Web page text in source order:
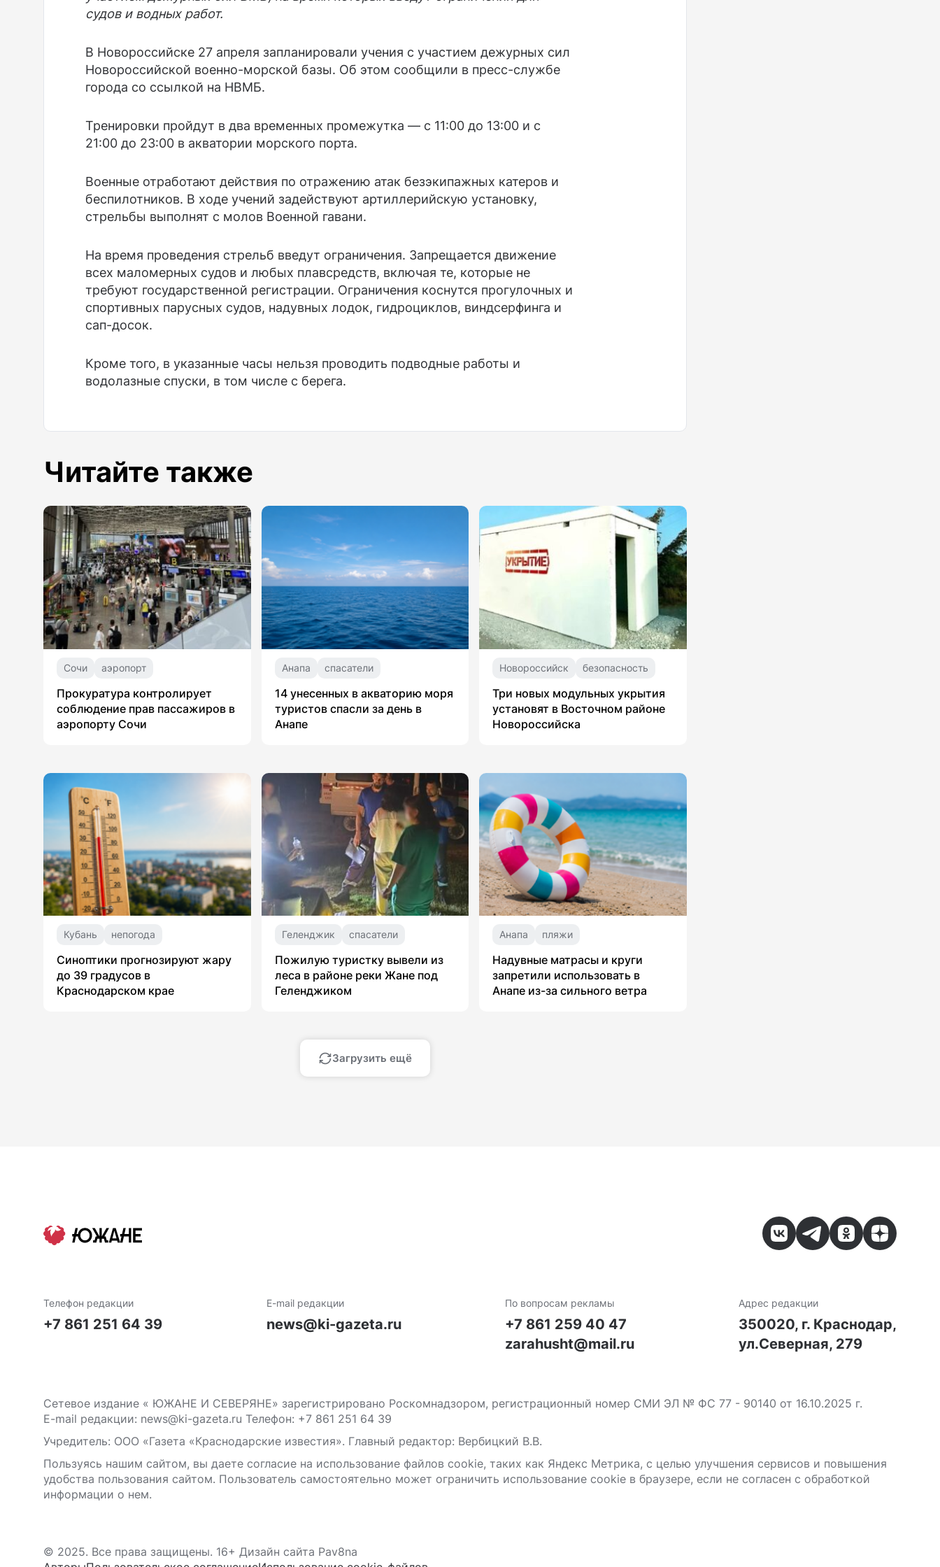
судов и водных работ.
В Новороссийске 27 апреля запланировали учения с участием дежурных сил
Новороссийской военно-морской базы. Об этом сообщили в пресс-службе
города со ссылкой на НВМБ.
Тренировки пройдут в два временных промежутка — с 11:00 до 13:00 и с
21:00 до 23:00 в акватории морского порта.
Военные отработают действия по отражению атак безэкипажных катеров и
беспилотников. В ходе учений задействуют артиллерийскую установку,
стрельбы выполнят с молов Военной гавани.
На время проведения стрельб введут ограничения. Запрещается движение
всех маломерных судов и любых плавсредств, включая те, которые не
требуют государственной регистрации. Ограничения коснутся прогулочных и
спортивных парусных судов, надувных лодок, гидроциклов, виндсерфинга и
сап-досок.
Кроме того, в указанные часы нельзя проводить подводные работы и
водолазные спуски, в том числе с берега.
Читайте также
Сочи аэропорт
Прокуратура контролирует
соблюдение прав пассажиров в
аэропорту Сочи
Анапа спасатели
14 унесенных в акваторию моря
туристов спасли за день в
Анапе
Новороссийск безопасность
Три новых модульных укрытия
установят в Восточном районе
Новороссийска
Кубань непогода
Синоптики прогнозируют жару
до 39 градусов в
Краснодарском крае
Геленджик спасатели
Пожилую туристку вывели из
леса в районе реки Жане под
Геленджиком
Анапа пляжи
Надувные матрасы и круги
запретили использовать в
Анапе из-за сильного ветра
Загрузить ещё
Телефон редакции
+7 861 251 64 39
E-mail редакции
news@ki-gazeta.ru
По вопросам рекламы
+7 861 259 40 47
zarahusht@mail.ru
Адрес редакции
350020, г. Краснодар,
ул.Северная, 279
Сетевое издание « ЮЖАНЕ И СЕВЕРЯНЕ» зарегистрировано Роскомнадзором, регистрационный номер СМИ ЭЛ № ФС 77 - 90140 от 16.10.2025 г.
E-mail редакции: news@ki-gazeta.ru Телефон: +7 861 251 64 39
Учредитель: ООО «Газета «Краснодарские известия». Главный редактор: Вербицкий В.В.
Пользуясь нашим сайтом, вы даете согласие на использование файлов сооkіе, таких как Яндекс Метрика, с целью улучшения сервисов и повышения
удобства пользования сайтом. Пользователь самостоятельно может ограничить использование сооkіе в браузере, если не согласен с обработкой
информации о нем.
© 2025. Все права защищены. 16+ Дизайн сайта Pav8na